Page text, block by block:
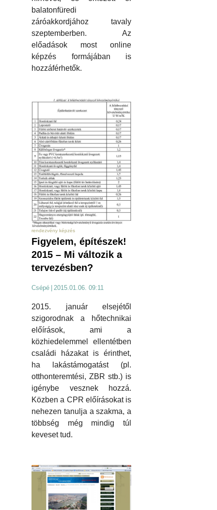
balatonfüredi
záróakkordjához tavaly
szeptemberben. Az
előadások most online
képzés formájában is
hozzáférhetők.
rendezvény képzés
Figyelem, építészek!
2015 – Mi változik a
tervezésben?
Csépé 2015.01.06. 09:11
2015. január elsejétől
szigorodnak a hőtechnikai
előírások, ami a
közhiedelemmel ellentétben
családi házakat is érinthet,
ha lakástámogatást (pl.
otthonteremtési, ZBR stb.) is
igénybe vesznek hozzá.
Közben a CPR előírásokat is
nehezen tanulja a szakma, a
többség még mindig túl
keveset tud.